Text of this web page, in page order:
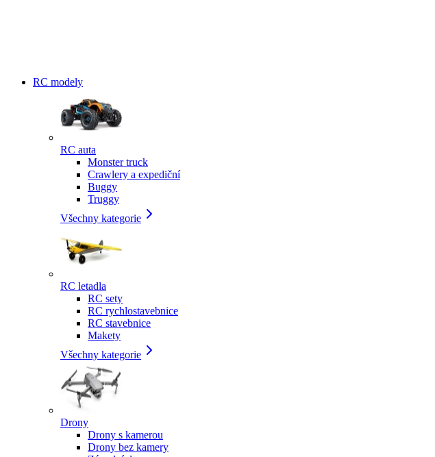
RC modely
RC auta
Monster truck
Crawlery a expediční
Buggy
Truggy
Všechny kategorie
RC letadla
RC sety
RC rychlostavebnice
RC stavebnice
Makety
Všechny kategorie
Drony
Drony s kamerou
Drony bez kamery